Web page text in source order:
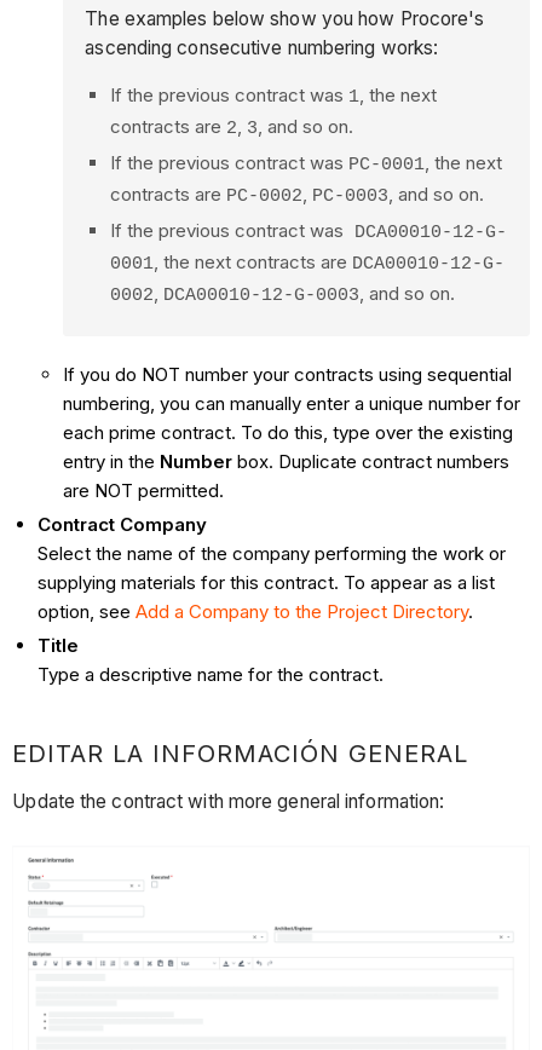
The examples below show you how Procore's
ascending consecutive numbering works:
If the previous contract was 1, the next
contracts are 2, 3, and so on.
If the previous contract was PC-0001 , the next
contracts are PC-0002 PC-0003 , and so on.
If the previous contract was DCA00010-12-G-
0001 , the next contracts are DCA00010-12-G-
0002 DCA00010-12-G-0003 , and so on.
If you do NOT number your contracts using sequential
numbering, you can manually enter a unique number for
each prime contract. To do this, type over the existing
entry in the Number box. Duplicate contract numbers
are NOT permitted.
Contract Company
Select the name of the company performing the work or
supplying materials for this contract. To appear as a list
option, seeAdd a Company to the Project Directory.
Title
Type a descriptive name for the contract.
EDITAR LA INFORMACIÓN GENERAL
Update the contract with more general information: